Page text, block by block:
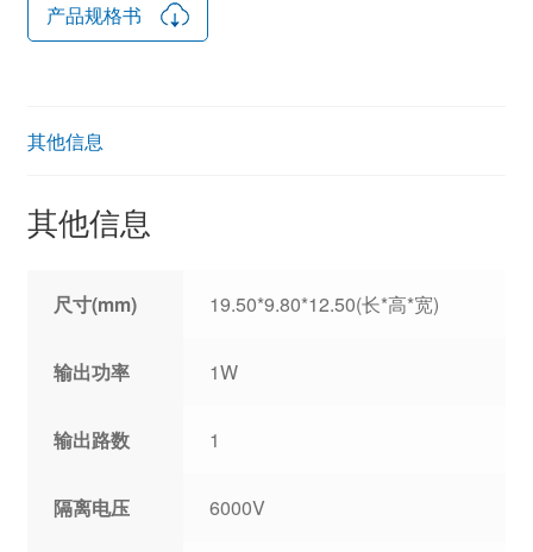
产品规格书
其他信息
其他信息
尺寸(mm) 19.50*9.80*12.50(长*高*宽)
输出功率 1W
输出路数 1
隔离电压 6000V